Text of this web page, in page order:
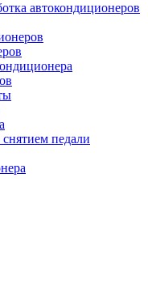
автокондиционеров
педали